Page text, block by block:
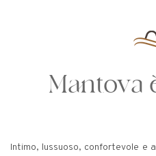
Mantova
Intimo, lussuoso, confortevole e